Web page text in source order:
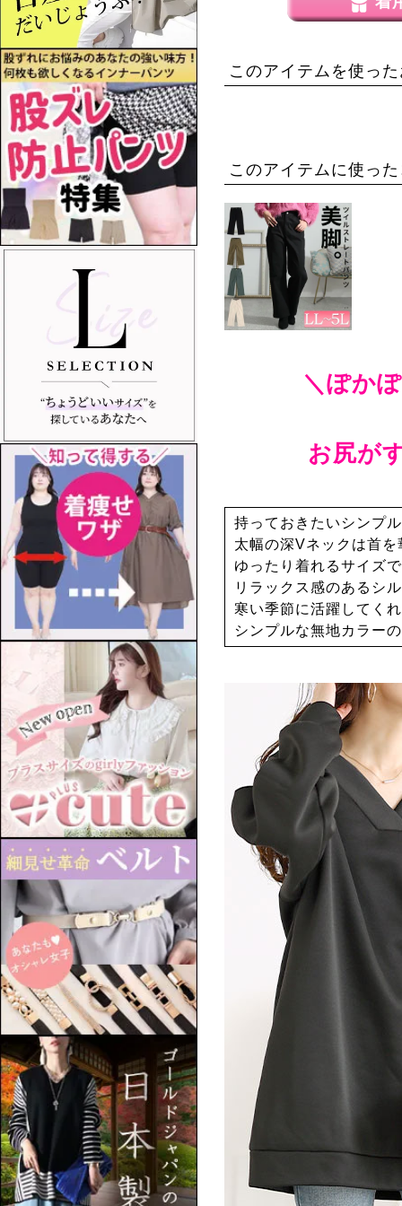
このアイテムを使っ
このアイテムに使っ
＼ぽか
お尻が
持っておきたいシンプ
太幅の深Vネックは首
ゆったり着れるサイズ
リラックス感のあるシ
寒い季節に活躍してく
シンプルな無地カラー